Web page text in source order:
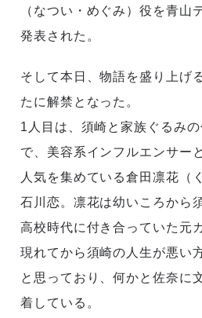
（なつい・めぐみ）役を青山
発表された。
そして本日、物語を盛り上げ
たに解禁となった。
1人目は、須崎と家族ぐるみ
で、美容系インフルエンサー
人気を集めている倉田凛花（
石川恋。凛花は幼いころから
高校時代に付き合っていた元
現れてから須崎の人生が悪い
と思っており、何かと佐奈に
着している。